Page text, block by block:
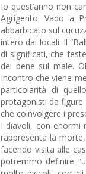
Io quest’anno non
Agrigento. Vado a
abbarbicato sul
intero dai locali. Il
di significati, che
del bene sul male.
Incontro che viene
particolarità di
protagonisti da
che coinvolgere i
I diavoli, con enormi
rappresenta la
facendo visita alle
potremmo definire